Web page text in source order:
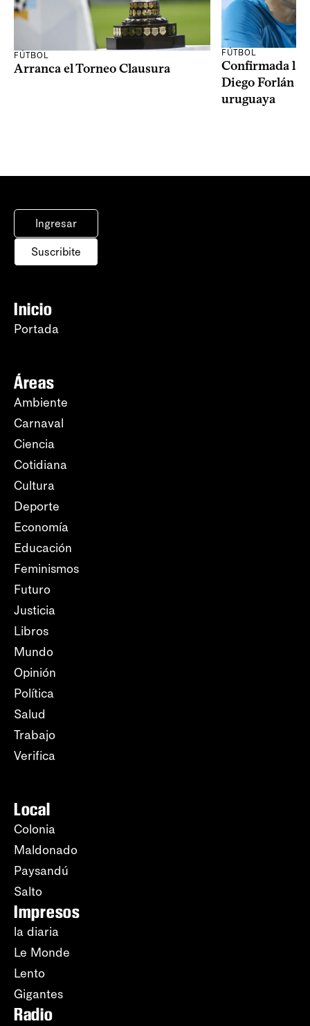
FÚTBOL
Arranca el Torneo Clausura
FÚTBOL
Confirmada la
Diego Forlán
uruguaya
Ingresar
Suscribite
Inicio
Portada
Áreas
Ambiente
Carnaval
Ciencia
Cotidiana
Cultura
Deporte
Economía
Educación
Feminismos
Futuro
Justicia
Libros
Mundo
Opinión
Política
Salud
Trabajo
Verifica
Local
Colonia
Maldonado
Paysandú
Salto
Impresos
la diaria
Le Monde
Lento
Gigantes
Radio